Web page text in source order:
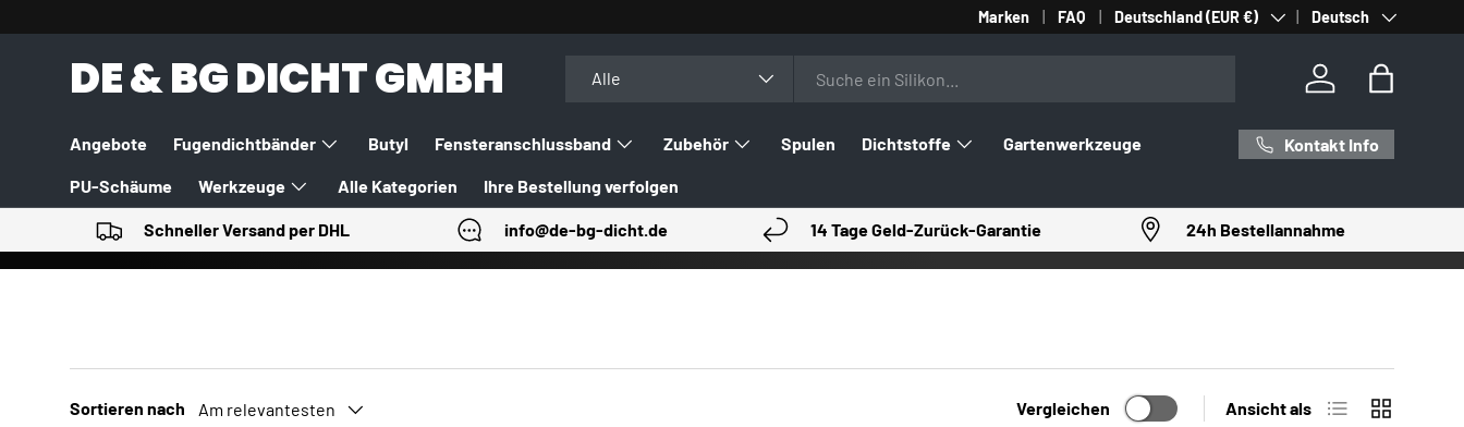
DIREKT ZUM INHALT
Marken FAQ Land/Region
Deutschland (EUR €) SpracheDeutsch
DE & BG DICHT GMBH Alle
Einloggen
Angebote Fugendichtbänder Butyl Fensteranschlussband Zubehör Spulen Dichtstoffe Gartenwerkzeuge
PU-Schäume Werkzeuge Alle Kategorien Ihre Bestellung verfolgen
Kontakt Info
Schneller Versand per DHL info@de-bg-dicht.de 14 Tage Geld-Zurück-Garantie 24h Bestellannahme
Sortieren nach Am relevantesten Vergleichen Ansicht als Produktliste